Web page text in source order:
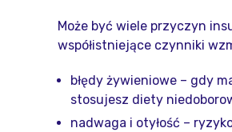
Może być wiele przyczyn
współistniejące czynniki
błędy żywieniowe – gdy
stosujesz diety
nadwaga i otyłość –